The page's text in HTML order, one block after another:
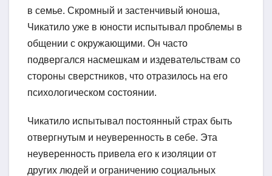
в семье. Скромный и застенчивый юноша,
Чикатило уже в юности испытывал проблемы в
общении с окружающими. Он часто
подвергался насмешкам и издевательствам со
стороны сверстников, что отразилось на его
психологическом состоянии.
Чикатило испытывал постоянный страх быть
отвергнутым и неуверенность в себе. Эта
неуверенность привела его к изоляции от
других людей и ограничению социальных